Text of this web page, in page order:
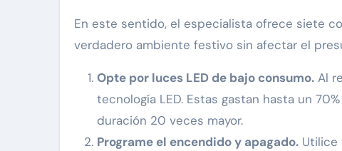
En este sentido, el especialista ofrece siete
verdadero ambiente festivo sin afectar el
Opte por luces LED de bajo consumo. Al
tecnología LED. Estas gastan hasta un
duración 20 veces mayor.
Programe el encendido y apagado. Utilice